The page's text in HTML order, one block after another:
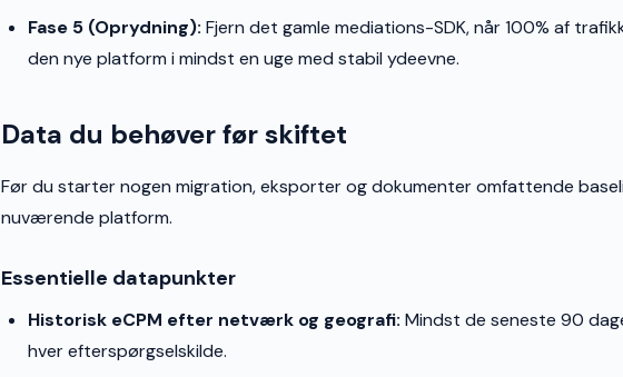
Fase 5 (Oprydning): Fjern det gamle mediations-SDK, når 100% af
den nye platform i mindst en uge med stabil ydeevne.
Data du behøver før skiftet
Før du starter nogen migration, eksporter og dokumenter omfattende
nuværende platform.
Essentielle datapunkter
Historisk eCPM efter netværk og geografi: Mindst de seneste 90
hver efterspørgselskilde.